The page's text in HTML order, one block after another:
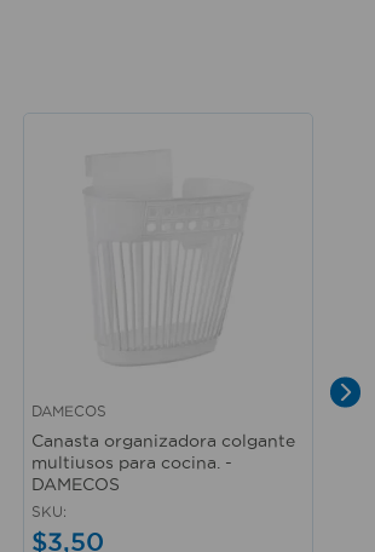
DAMECOS
Canasta organizadora colgante
multiusos para cocina. -
DAMECOS
SKU:
$3,50